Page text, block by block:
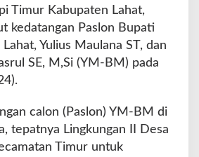
Timur Kabupaten Lahat,
kedatangan Paslon Bupati
Yulius Maulana ST, dan
SE, M,Si (YM-BM) pada
calon (Paslon) YM-BM di
tepatnya Lingkungan II Desa
Timur untuk